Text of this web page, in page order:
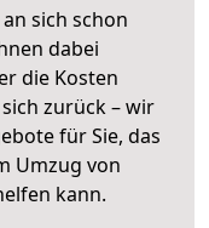
sich schon
dabei
die Kosten
zurück – wir
für Sie, das
Umzug von
kann.